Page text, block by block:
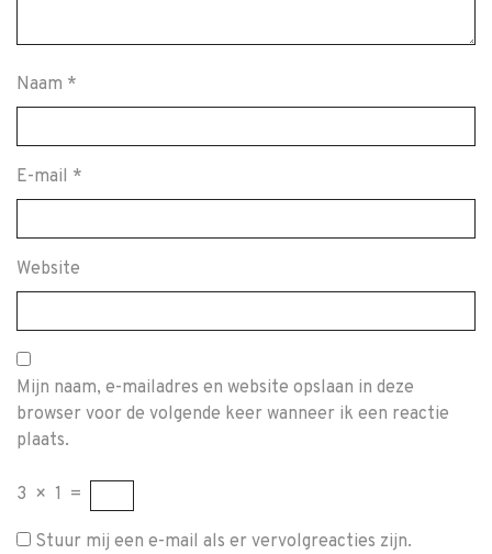
Naam *
E-mail *
Website
Mijn naam, e-mailadres en website opslaan in deze
browser voor de volgende keer wanneer ik een reactie
plaats.
3 × 1 =
Stuur mij een e-mail als er vervolgreacties zijn.